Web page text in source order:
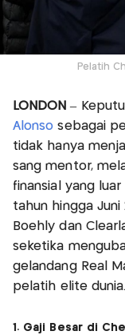
Pelatih
LONDON –
Alonso sebagai
tidak hanya
sang mentor,
finansial yang
tahun hingga
Boehly dan
seketika
gelandang Real
pelatih elite dunia.
1. Gaji Besar di